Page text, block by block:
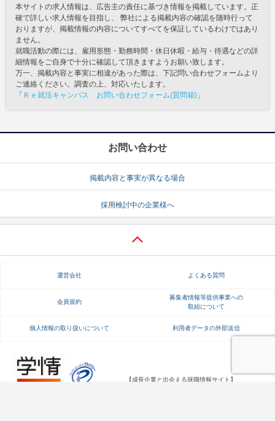
本サイトの求人情報は、広告主の責任に基づき情報を掲載しています。正
確で詳しい求人情報を目指し、 弊社による掲載内容の確認を随時行って
おりますが、掲載情報の内容についてすべてを保証しているわけではあり
ません。
就職活動の際には、雇用形態・勤務時間・休日休暇・給与・待遇などの詳
細情報をご自身で十分に確認して頂きますようお願い致します。
万一、掲載内容と事実に相違があった際は、下記問い合わせフォームより
ご連絡ください。調査の上、対応いたします。
「 Ｒｅ就活キャンパス お問い合わせフォーム(質問箱) 」
お問い合わせ
掲載内容と事実が異なる場合
採用検討中の企業様へ
運営会社 よくある質問
会員規約
募集者情報等提供事業への
取組について
個人情報の取り扱いについて 利用者データの外部送信
【成長企業と出会える就職情報サイト】